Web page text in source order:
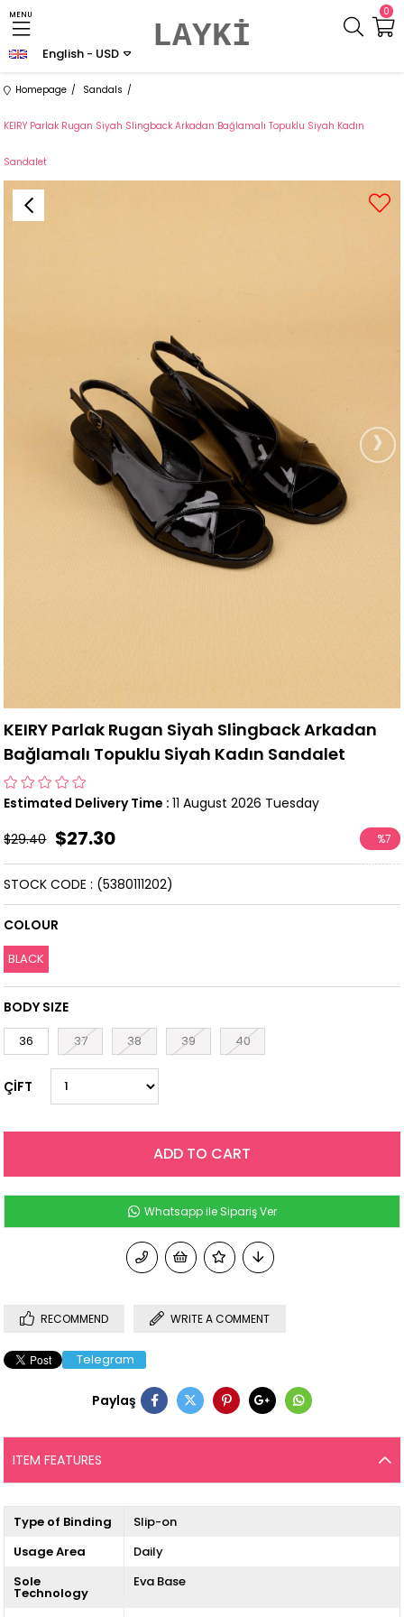
0
MENU
LAYKİ
English - USD
Homepage Sandals
KEIRY Parlak Rugan Siyah Slingback Arkadan Bağlamalı Topuklu Siyah Kadın
Sandalet
›
KEIRY Parlak Rugan Siyah Slingback Arkadan
Bağlamalı Topuklu Siyah Kadın Sandalet
Estimated Delivery Time : 11 August 2026 Tuesday
$29.40 $27.30 %7
(5380111202)
STOCK CODE
COLOUR
BLACK
BODY SIZE
36 37 38 39 40
ÇİFT
Whatsapp ile Sipariş Ver
RECOMMEND WRITE A COMMENT
Telegram
Paylaş
ITEM FEATURES
Type of Binding
Slip-on
Usage Area
Daily
Sole
Technology
Eva Base